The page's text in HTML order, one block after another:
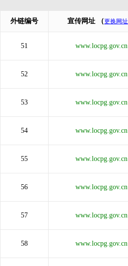
外链编号 宣传网址 （更换网址
51 www.locpg.gov.cn
52 www.locpg.gov.cn
53 www.locpg.gov.cn
54 www.locpg.gov.cn
55 www.locpg.gov.cn
56 www.locpg.gov.cn
57 www.locpg.gov.cn
58 www.locpg.gov.cn